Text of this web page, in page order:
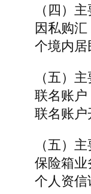
（四）
因私购汇
个境内居
（五）
联名账户
联名账
（五）
保险箱业
个人资信